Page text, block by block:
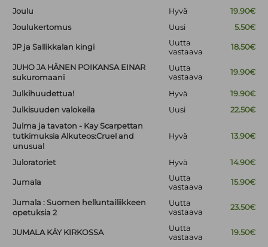
Joulu
Hyvä
19.90€
Joulukertomus
Uusi 5.50€
JP ja Sallikkalan kingi
Uutta
vastaava
18.50€
JUHO JA HÄNEN POIKANSA EINAR
sukuromaani
Uutta
vastaava
19.90€
Julkihuudettua! Hyvä
19.90€
Julkisuuden valokeila
Uusi
22.50€
Julma ja tavaton - Kay Scarpettan
tutkimuksia Alkuteos:Cruel and
unusual
Hyvä 13.90€
Juloratoriet Hyvä 14.90€
Jumala
Uutta
vastaava
15.90€
Jumala : Suomen helluntailiikkeen
opetuksia 2
Uutta
vastaava
23.50€
JUMALA KÄY KIRKOSSA
Uutta
vastaava
19.50€